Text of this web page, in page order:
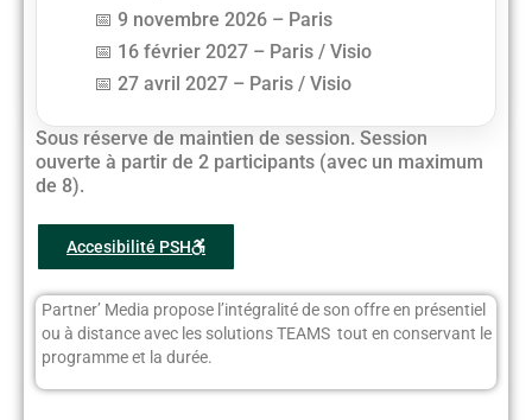
9 novembre 2026 – Paris
16 février 2027 – Paris / Visio
27 avril 2027 – Paris / Visio
Sous réserve de maintien de session. Session
ouverte à partir de 2 participants (avec un maximum
de 8).
Accesibilité PSH
Partner’ Media propose l’intégralité de son offre en présentiel
ou à distance avec les solutions TEAMS tout en conservant le
programme et la durée.